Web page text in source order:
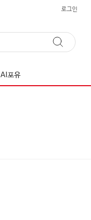
로그인
AI포유